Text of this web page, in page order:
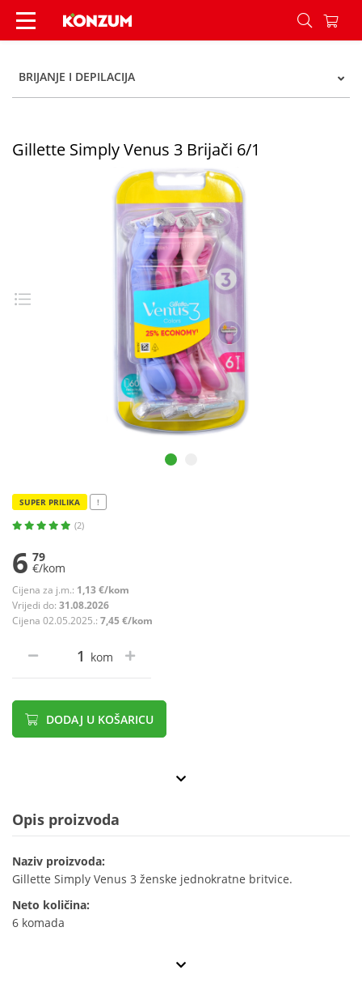
Gillette Simply Venus 3 Brijači 6/1 - Konzum
BRIJANJE I DEPILACIJA
Gillette Simply Venus 3 Brijači 6/1
SUPER PRILIKA !
(2)
6 79
€/kom
Cijena za j.m.: 1,13 €/kom
Vrijedi do: 31.08.2026
Cijena 02.05.2025.: 7,45 €/kom
kom
DODAJ U KOŠARICU
Opis proizvoda
Naziv proizvoda:
Gillette Simply Venus 3 ženske jednokratne britvice.
Neto količina:
6 komada